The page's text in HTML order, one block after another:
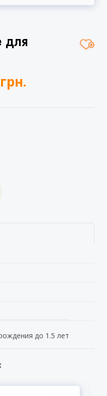
для
грн.
до 1.5 лет